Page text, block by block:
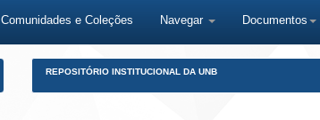
Comunidades e Coleções Navegar Documentos
REPOSITÓRIO INSTITUCIONAL DA UNB